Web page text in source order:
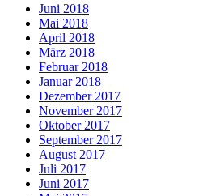
Juni 2018
Mai 2018
April 2018
März 2018
Februar 2018
Januar 2018
Dezember 2017
November 2017
Oktober 2017
September 2017
August 2017
Juli 2017
Juni 2017